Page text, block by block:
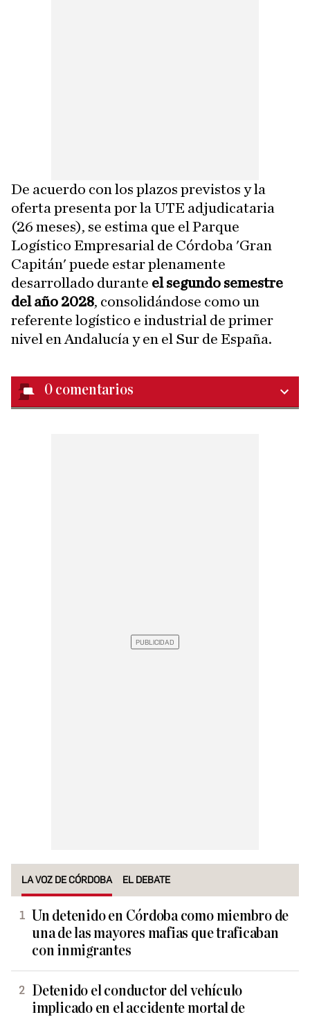
De acuerdo con los plazos previstos y la
oferta presenta por la UTE adjudicataria
(26 meses), se estima que el Parque
Logístico Empresarial de Córdoba 'Gran
Capitán' puede estar plenamente
desarrollado durante el segundo semestre
del año 2028, consolidándose como un
referente logístico e industrial de primer
nivel en Andalucía y en el Sur de España.
0 comentarios
LA VOZ DE CÓRDOBA EL DEBATE
Un detenido en Córdoba como miembro de
una de las mayores mafias que traficaban
con inmigrantes
Detenido el conductor del vehículo
implicado en el accidente mortal de